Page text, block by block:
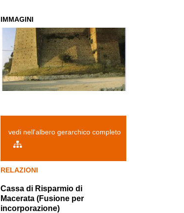
IMMAGINI
vedi nell'albero gerarchico completo
RELAZIONI
Cassa di Risparmio di
Macerata (Fusione per
incorporazione)